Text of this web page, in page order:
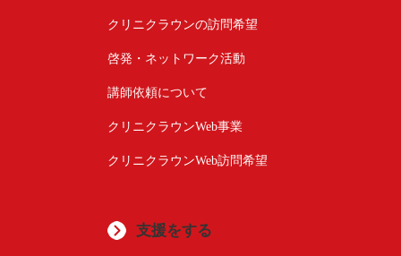
クリニクラウンの訪問希望
啓発・ネットワーク活動
講師依頼について
クリニクラウンWeb事業
クリニクラウンWeb訪問希望
支援をする